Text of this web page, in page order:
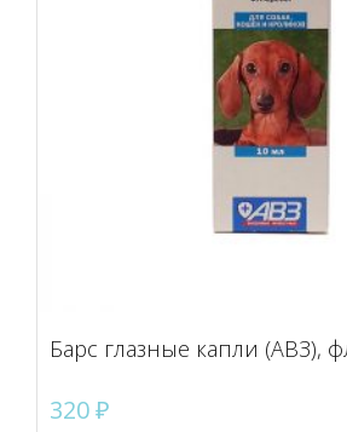
Барс глазные капли (АВЗ),
320₽